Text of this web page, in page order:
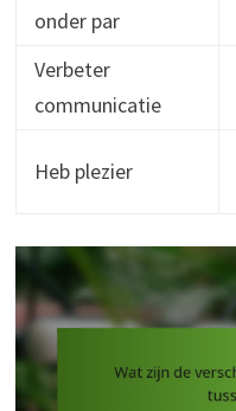
onder par
Verbeter
communicatie
Heb plezier